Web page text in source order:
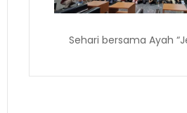
Sehari bersama Ayah